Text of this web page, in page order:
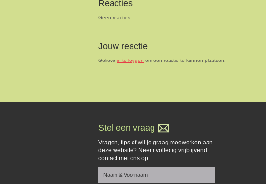
Reacties
Geen reacties.
Jouw reactie
Gelieve in te loggen om een reactie te kunnen plaatsen.
Stel een vraag
Vragen, tips of wil je graag meewerken aan
deze website? Neem volledig vrijblijvend
contact met ons op.